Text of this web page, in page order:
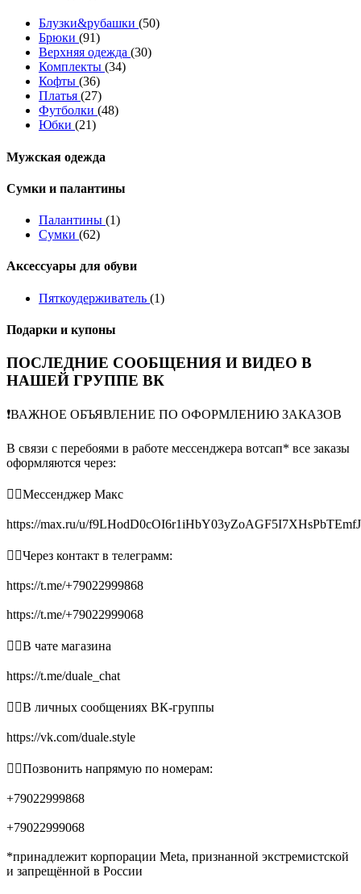
Блузки&рубашки (50)
Брюки (91)
Верхняя одежда (30)
Комплекты (34)
Кофты (36)
Платья (27)
Футболки (48)
Юбки (21)
Мужская одежда
Сумки и палантины
Палантины (1)
Сумки (62)
Аксессуары для обуви
Пяткоудерживатель (1)
Подарки и купоны
ПОСЛЕДНИЕ СООБЩЕНИЯ И ВИДЕО В
НАШЕЙ ГРУППЕ ВК
❗️ВАЖНОЕ ОБЪЯВЛЕНИЕ ПО ОФОРМЛЕНИЮ ЗАКАЗОВ
В связи с перебоями в работе мессенджера вотсап* все заказы
оформляются через:
👉🏻Мессенджер Макс
https://max.ru/u/
👉🏻Через контакт в телеграмм:
https://t.me/+79022999868
https://t.me/+79022999068
👉🏻В чате магазина
https://t.me/duale_chat
👉🏻В личных сообщениях ВК-группы
https://vk.com/duale.style
👉🏻Позвонить напрямую по номерам:
+79022999868
+79022999068
*принадлежит корпорации Meta, признанной экстремистской
и запрещённой в России